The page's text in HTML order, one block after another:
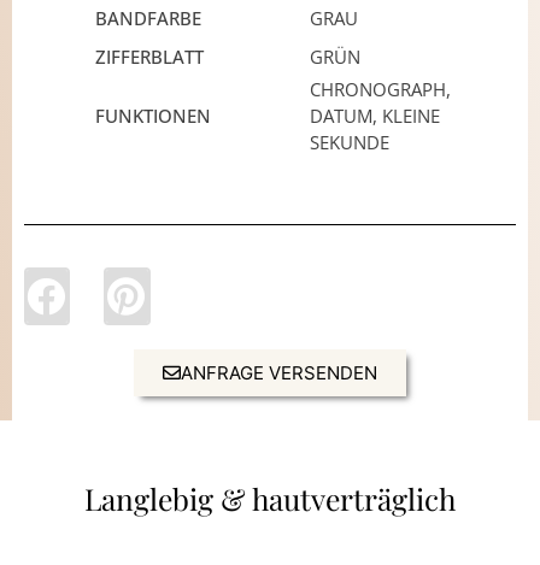
BANDFARBE
GRAU
ZIFFERBLATT
GRÜN
FUNKTIONEN
CHRONOGRAPH,
DATUM, KLEINE
SEKUNDE
ANFRAGE VERSENDEN
Langlebig & hautverträglich